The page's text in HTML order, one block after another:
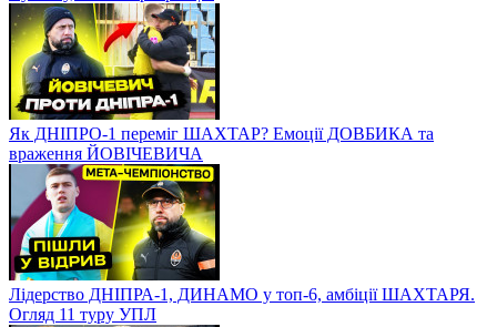
Як ДНІПРО-1 переміг ШАХТАР? Емоції ДОВБИКА та
враження ЙОВІЧЕВИЧА
Лідерство ДНІПРА-1, ДИНАМО у топ-6, амбіції ШАХТАРЯ.
Огляд 11 туру УПЛ